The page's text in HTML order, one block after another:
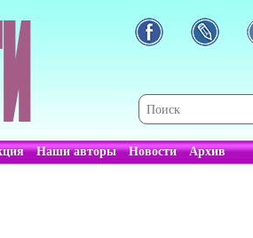
Наши авторы Новости Архив